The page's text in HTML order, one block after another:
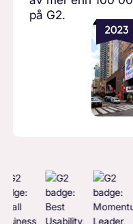
på G2.